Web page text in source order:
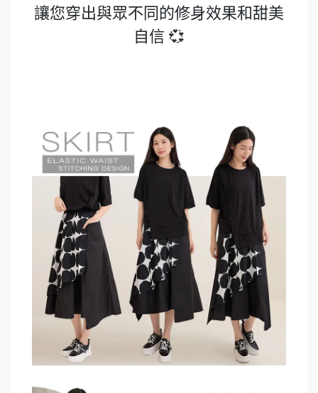
讓您穿出與眾不同的修身效果和甜美
自信 💞